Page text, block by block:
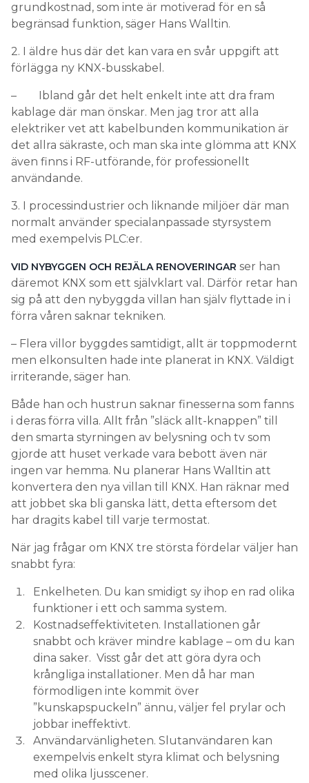
grundkostnad, som inte är motiverad för en så
begränsad funktion, säger Hans Walltin.
2. I äldre hus där det kan vara en svår uppgift att
förlägga ny KNX-busskabel.
– Ibland går det helt enkelt inte att dra fram
kablage där man önskar. Men jag tror att alla
elektriker vet att kabelbunden kommunikation är
det allra säkraste, och man ska inte glömma att KNX
även finns i RF-utförande, för professionellt
användande.
3. I processindustrier och liknande miljöer där man
normalt använder specialanpassade styrsystem
med exempelvis PLC:er.
VID NYBYGGEN OCH REJÄLA RENOVERINGAR ser han
däremot KNX som ett självklart val. Därför retar han
sig på att den nybyggda villan han själv flyttade in i
förra våren saknar tekniken.
– Flera villor byggdes samtidigt, allt är toppmodernt
men elkonsulten hade inte planerat in KNX. Väldigt
irriterande, säger han.
Både han och hustrun saknar finesserna som fanns
i deras förra villa. Allt från ”släck allt-knappen” till
den smarta styrningen av belysning och tv som
gjorde att huset verkade vara bebott även när
ingen var hemma. Nu planerar Hans Walltin att
konvertera den nya villan till KNX. Han räknar med
att jobbet ska bli ganska lätt, detta eftersom det
har dragits kabel till varje termostat.
När jag frågar om KNX tre största fördelar väljer han
snabbt fyra:
Enkelheten. Du kan smidigt sy ihop en rad olika
funktioner i ett och samma system.
Kostnadseffektiviteten. Installationen går
snabbt och kräver mindre kablage – om du kan
dina saker. Visst går det att göra dyra och
krångliga installationer. Men då har man
förmodligen inte kommit över
”kunskapspuckeln” ännu, väljer fel prylar och
jobbar ineffektivt.
Användarvänligheten. Slutanvändaren kan
exempelvis enkelt styra klimat och belysning
med olika ljusscener.